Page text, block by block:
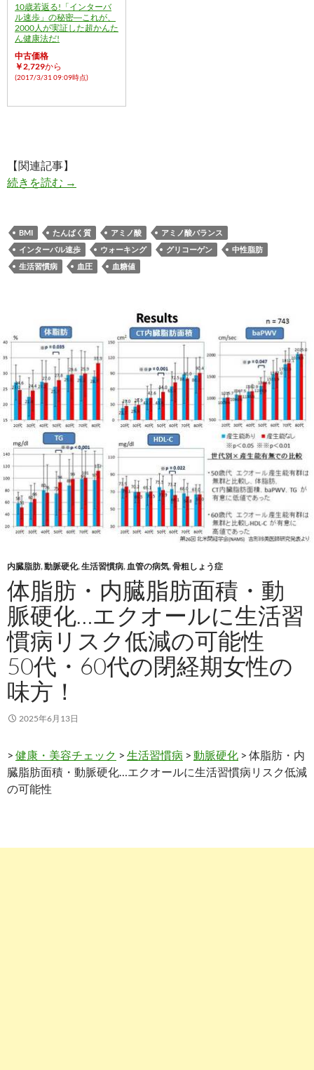
10歳若返る!「インターバ
ル速歩」の秘密―これが、
2000人が実証した超かんた
ん健康法だ!
中古価格
￥2,729から
(2017/3/31 09:09時点)
【関連記事】
続きを読む
インターバル速歩のやり方・コツ・注意点！な
→
BMI たんぱく質 アミノ酸
アミノ酸バランス
インターバル速歩
ウォーキング グリコーゲン
中性脂肪
生活習慣病
血圧 血糖値
内臓脂肪,動脈硬化,生活習慣病,血管の病気,骨粗しょう症
体脂肪・内臓脂肪面積・動
脈硬化…エクオールに生活習
慣病リスク低減の可能性
50代・60代の閉経期女性の
味方！
2025年6月13日
> 健康・美容チェック > 生活習慣病 > 動脈硬化 > 体脂肪・内
臓脂肪面積・動脈硬化…エクオールに生活習慣病リスク低減
の可能性